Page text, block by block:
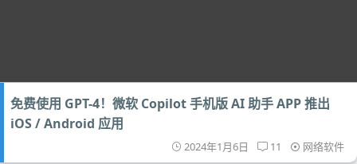
免费使用 GPT-4！微软 Copilot 手机版 AI 助手 APP 推出
iOS / Android 应用
2024年1月6日 11 网络软件